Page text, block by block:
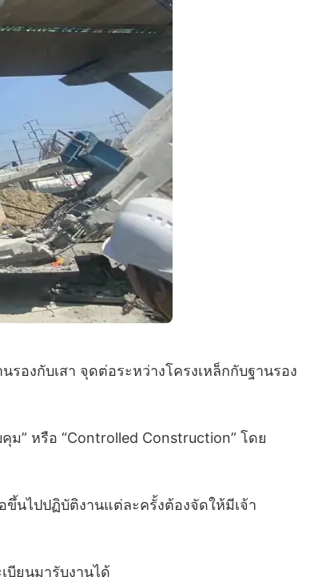
องกับเสา จุดต่อระหว่างโครงเหล็กกับฐานรอง
ม” หรือ “Controlled Construction” โดย
นไปปฏิบัติงานแต่ละครั้งต้องจัดให้มีเจ้า
บียนมารับงานได้